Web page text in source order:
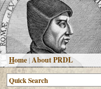
Home |About PRDL